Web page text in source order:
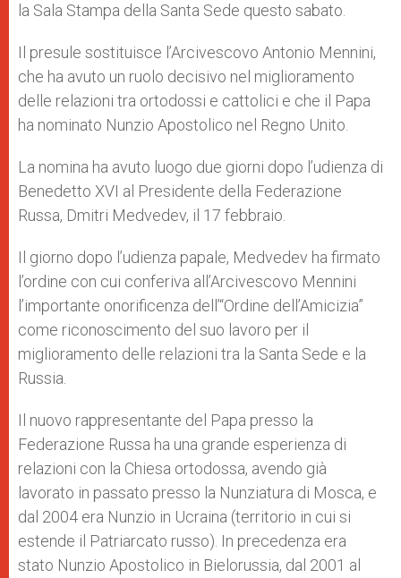
la Sala Stampa della Santa Sede questo sabato.
Il presule sostituisce l’Arcivescovo Antonio Mennini,
che ha avuto un ruolo decisivo nel miglioramento
delle relazioni tra ortodossi e cattolici e che il Papa
ha nominato Nunzio Apostolico nel Regno Unito.
La nomina ha avuto luogo due giorni dopo l’udienza di
Benedetto XVI al Presidente della Federazione
Russa, Dmitri Medvedev, il 17 febbraio.
Il giorno dopo l’udienza papale, Medvedev ha firmato
l’ordine con cui conferiva all’Arcivescovo Mennini
l’importante onorificenza dell’“Ordine dell’Amicizia”
come riconoscimento del suo lavoro per il
miglioramento delle relazioni tra la Santa Sede e la
Russia.
Il nuovo rappresentante del Papa presso la
Federazione Russa ha una grande esperienza di
relazioni con la Chiesa ortodossa, avendo già
lavorato in passato presso la Nunziatura di Mosca, e
dal 2004 era Nunzio in Ucraina (territorio in cui si
estende il Patriarcato russo). In precedenza era
stato Nunzio Apostolico in Bielorussia, dal 2001 al